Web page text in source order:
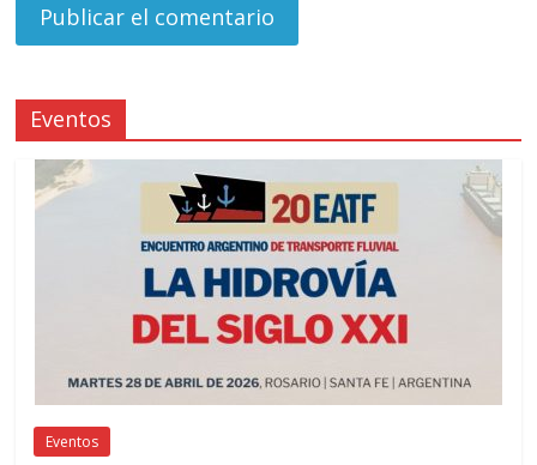
Eventos
Eventos